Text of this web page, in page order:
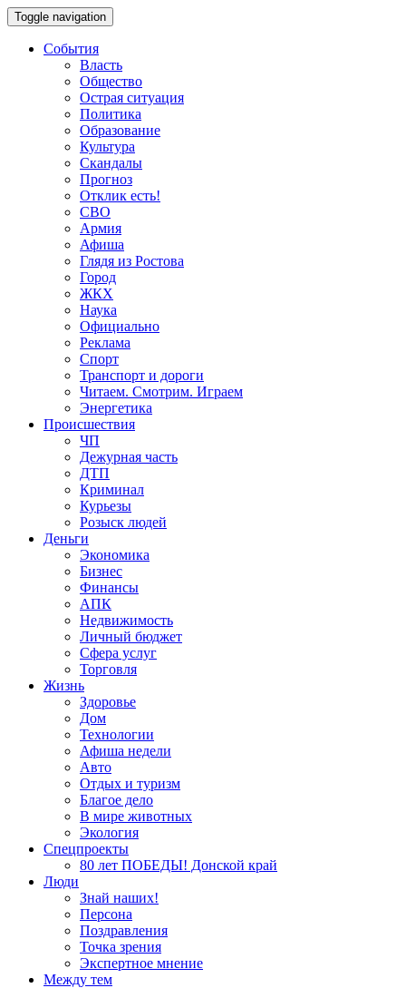
Toggle navigation
События
Власть
Общество
Острая ситуация
Политика
Образование
Культура
Скандалы
Прогноз
Отклик есть!
СВО
Армия
Афиша
Глядя из Ростова
Город
ЖКХ
Наука
Официально
Реклама
Спорт
Транспорт и дороги
Читаем. Смотрим. Играем
Энергетика
Происшествия
ЧП
Дежурная часть
ДТП
Криминал
Курьезы
Розыск людей
Деньги
Экономика
Бизнес
Финансы
АПК
Недвижимость
Личный бюджет
Сфера услуг
Торговля
Жизнь
Здоровье
Дом
Технологии
Афиша недели
Авто
Отдых и туризм
Благое дело
В мире животных
Экология
Спецпроекты
80 лет ПОБЕДЫ! Донской край
Люди
Знай наших!
Персона
Поздравления
Точка зрения
Экспертное мнение
Между тем